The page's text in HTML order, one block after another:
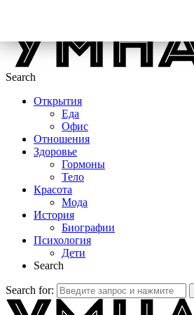
Search
Открытия
Еда
Офис
Отношения
Здоровье
Гормоны
Тело
Красота
Мода
История
Биографии
Психология
Дети
Search
Search for: